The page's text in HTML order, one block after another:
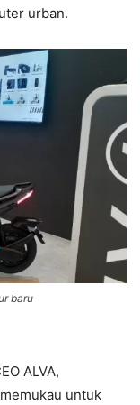
urban.
baru
ALVA,
untuk